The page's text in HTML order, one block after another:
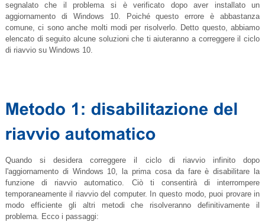
segnalato che il problema si è verificato dopo aver installato un
aggiornamento di Windows 10. Poiché questo errore è abbastanza
comune, ci sono anche molti modi per risolverlo. Detto questo, abbiamo
elencato di seguito alcune soluzioni che ti aiuteranno a correggere il ciclo
di riavvio su Windows 10.
Quando si desidera correggere il ciclo di riavvio infinito dopo
l'aggiornamento di Windows 10, la prima cosa da fare è disabilitare la
funzione di riavvio automatico. Ciò ti consentirà di interrompere
temporaneamente il riavvio del computer. In questo modo, puoi provare in
modo efficiente gli altri metodi che risolveranno definitivamente il
problema. Ecco i passaggi: